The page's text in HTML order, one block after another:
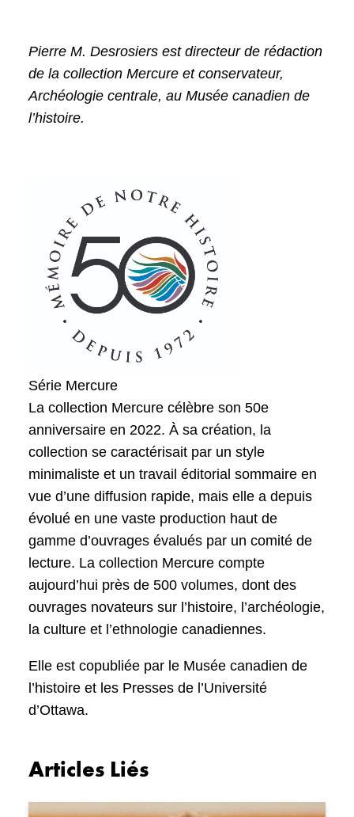
Pierre M. Desrosiers est directeur de rédaction
de la collection Mercure et conservateur,
Archéologie centrale, au Musée canadien de
l’histoire.
Série Mercure
La collection Mercure célèbre son 50e
anniversaire en 2022. À sa création, la
collection se caractérisait par un style
minimaliste et un travail éditorial sommaire en
vue d’une diffusion rapide, mais elle a depuis
évolué en une vaste production haut de
gamme d’ouvrages évalués par un comité de
lecture. La collection Mercure compte
aujourd’hui près de 500 volumes, dont des
ouvrages novateurs sur l’histoire, l’archéologie,
la culture et l’ethnologie canadiennes.
Elle est copubliée par le Musée canadien de
l’histoire et les Presses de l’Université
d’Ottawa.
Articles Liés